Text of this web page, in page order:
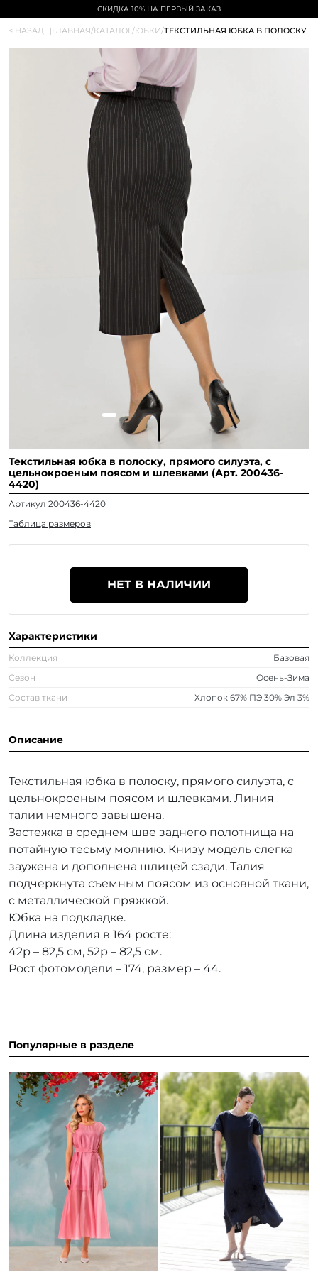
СКИДКА 10% НА ПЕРВЫЙ ЗАКАЗ
< НАЗАД |ГЛАВНАЯ/КАТАЛОГ/ЮБКИ/ТЕКСТИЛЬНАЯ ЮБКА В ПОЛОСКУ
Текстильная юбка в полоску, прямого силуэта, с
цельнокроеным поясом и шлевками (Арт. 200436-
4420)
Артикул 200436-4420
Таблица размеров
НЕТ В НАЛИЧИИ
Характеристики
Коллекция
Базовая
Сезон
Осень-Зима
Состав ткани
Хлопок 67% ПЭ 30% Эл 3%
Описание
Текстильная юбка в полоску, прямого силуэта, с
цельнокроеным поясом и шлевками. Линия
талии немного завышена.
Застежка в среднем шве заднего полотнища на
потайную тесьму молнию. Книзу модель слегка
заужена и дополнена шлицей сзади. Талия
подчеркнута съемным поясом из основной ткани,
с металлической пряжкой.
Юбка на подкладке.
Длина изделия в 164 росте:
42р – 82,5 см, 52р – 82,5 см.
Рост фотомодели – 174, размер – 44.
Популярные в разделе